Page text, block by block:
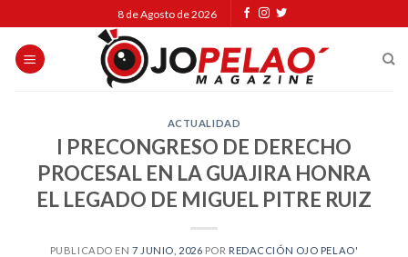
to
content
8 de Agosto de 2026
ACTUALIDAD
I PRECONGRESO DE DERECHO
PROCESAL EN LA GUAJIRA HONRA
EL LEGADO DE MIGUEL PITRE RUIZ
PUBLICADO EN 7 JUNIO, 2026 POR REDACCIÓN OJO PELAO'